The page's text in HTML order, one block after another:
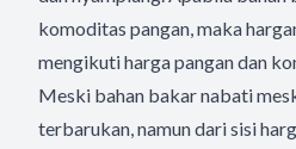
komoditas pangan, maka
mengikuti harga pangan dan
Meski bahan bakar nabati
terbarukan, namun dari sisi